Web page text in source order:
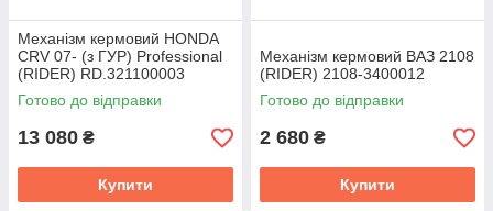
Механізм кермовий HONDA
CRV 07- (з ГУР) Professional
(RIDER) RD.321100003
Готово до відправки
13 080 ₴
Купити
Механізм кермовий ВАЗ 2108
(RIDER) 2108-3400012
Готово до відправки
2 680 ₴
Купити